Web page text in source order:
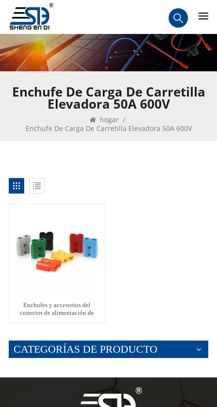
Enchufe De Carga De Carretilla
Elevadora 50A 600V
hogar /
Enchufe De Carga De Carretilla Elevadora 50A 600V
Enchufes y accesorios del
conector de alimentación de
CATEGORÍAS DE PRODUCTO